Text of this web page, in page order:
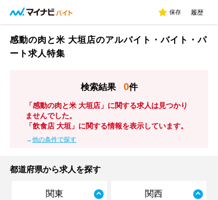
保存 履歴
感動の肉と米 大垣店のアルバイト・バイト・パ
ート求人特集
検索結果 0件
「感動の肉と米 大垣店」に関する求人は見つかり
ませんでした。
「飲食店 大垣」に関する情報を表示しています。
→他の条件で探す
都道府県から求人を探す
関東 関西